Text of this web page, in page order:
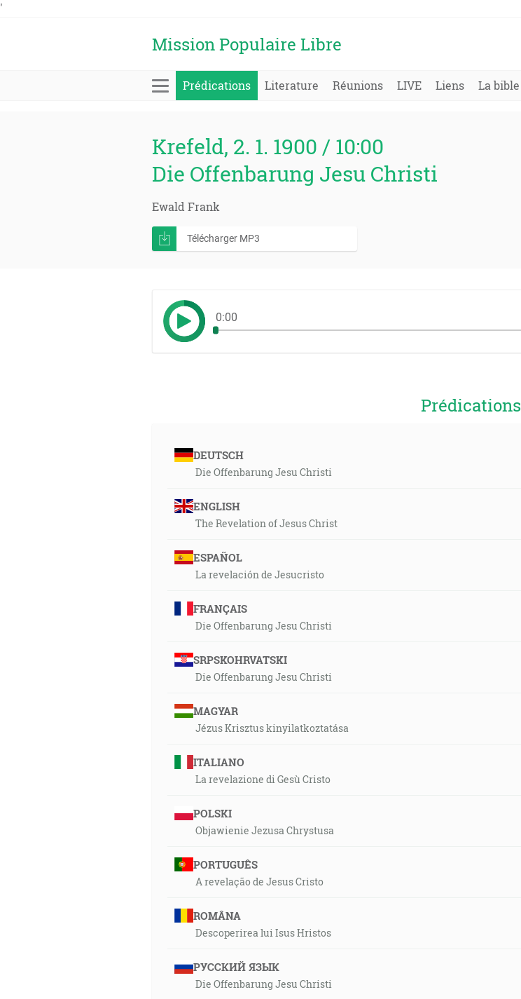
'
Mission Populaire Libre
Prédications Literature Réunions LIVE Liens La bible
Krefeld, 2. 1. 1900 / 10:00
Die Offenbarung Jesu Christi
Ewald Frank
Télécharger MP3
0:00
Prédications
DEUTSCH
Die Offenbarung Jesu Christi
ENGLISH
The Revelation of Jesus Christ
ESPAÑOL
La revelación de Jesucristo
FRANÇAIS
Die Offenbarung Jesu Christi
SRPSKOHRVATSKI
Die Offenbarung Jesu Christi
MAGYAR
Jézus Krisztus kinyilatkoztatása
ITALIANO
La revelazione di Gesù Cristo
POLSKI
Objawienie Jezusa Chrystusa
PORTUGUÊS
A revelação de Jesus Cristo
ROMÂNA
Descoperirea lui Isus Hristos
РУССКИЙ ЯЗЫК
Die Offenbarung Jesu Christi